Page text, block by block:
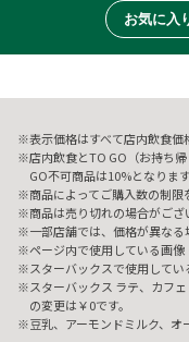
お気に入
表示価格はすべて店内飲食価
店内飲食とTO GO（お持ち
GO不可商品は10%となります
商品によってご購入数の制限
商品は売り切れの場合がござ
一部店舗では、価格が異なる
ページ内で使用している画像
スターバックスで使用してい
スターバックス ラテ、カフ
の変更は￥0です。
豆乳、アーモンドミルク、オ